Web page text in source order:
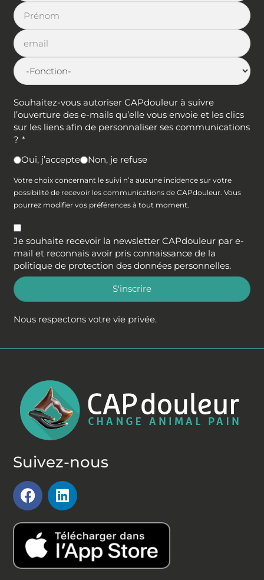
Souhaitez-vous autoriser CAPdouleur à suivre
l’ouverture des e-mails qu’elle vous envoie et les clics
sur les liens afin de personnaliser ses communications
? *
Oui, j’accepte
Non, je refuse
Votre choix concernant le suivi n’a aucune incidence sur votre
possibilité de recevoir les communications de CAPdouleur. Vous
pourrez modifier vos préférences à tout moment.
Je souhaite recevoir la newsletter CAPdouleur par e-
mail et reconnais avoir pris connaissance de la
politique de protection des données personnelles.
S'inscrire
Nous respectons votre vie privée.
Suivez-nous
F
a
b
o
L
i
k
e
d